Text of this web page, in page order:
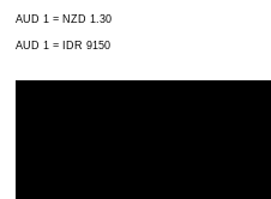
AUD 1 = NZD 1.30
AUD 1 = IDR 9150